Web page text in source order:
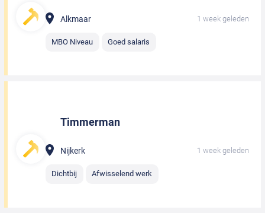
Alkmaar 1 week geleden
MBO Niveau Goed salaris
Timmerman
Nijkerk 1 week geleden
Dichtbij Afwisselend werk